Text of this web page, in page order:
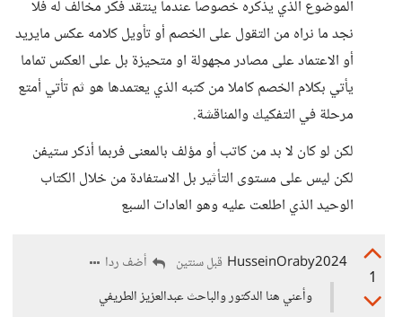
الموضوع الذي يذكره خصوصاً عندما ينتقد فكر مخالف له فلا
نجد ما نراه من التقول على الخصم أو تأويل كلامه عكس مايريد
أو الاعتماد على مصادر مجهولة او متحيزة بل على العكس تماما
يأتي بكلام الخصم كاملا من كتبه الذي يعتمدها هو ثم تأتي أمتع
مرحلة في التفكيك والمناقشة.
لكن لو كان لا بد من كاتب أو مؤلف بالمعنى فربما أذكر ستيفن
لكن ليس على مستوى التأثير بل الاستفادة من خلال الكتاب
الوحيد الذي اطلعت عليه وهو العادات السبع
1
HusseinOraby2024 قبل سنتين
أضف ردا
وأعني هنا الدكتور والباحث عبدالعزيز الطريفي